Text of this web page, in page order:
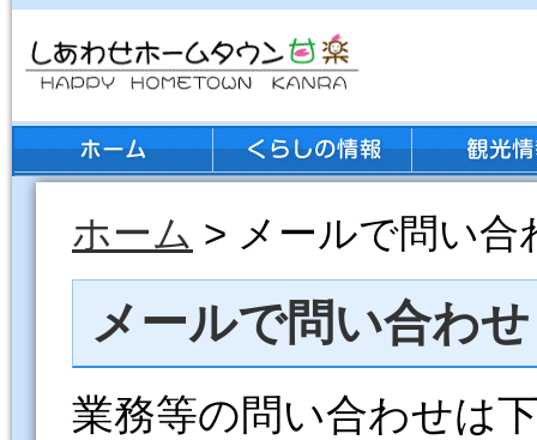
ホーム > メールで問い合
メールで問い合わせ
業務等の問い合わせは